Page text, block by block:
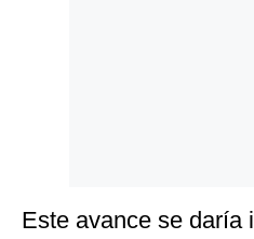
Este avance se daría